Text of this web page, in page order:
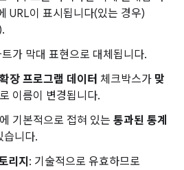
URL이 표시됩니다(있는 경우)
가 막대 표현으로 대체됩니다.
확장 프로그램 데이터 체크박스가 맞
로 이름이 변경됩니다.
기본적으로 접혀 있는 통과된 통계
습니다.
리지 : 기술적으로 유효하므로